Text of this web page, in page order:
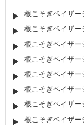
根こそぎベイザ
根こそぎベイザー
根こそぎベイザ
根こそぎベイザ
根こそぎベイザ
根こそぎベイザ
根こそぎベイザ
根こそぎベイザ